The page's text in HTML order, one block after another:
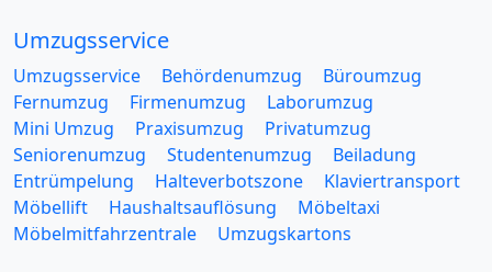
Umzugsservice
Umzugsservice Behördenumzug
Büroumzug
Fernumzug
Firmenumzug
Laborumzug
Mini Umzug
Praxisumzug
Privatumzug
Seniorenumzug
Studentenumzug
Beiladung
Entrümpelung
Halteverbotszone
Klaviertransport
Möbellift
Haushaltsauflösung
Möbeltaxi
Möbelmitfahrzentrale
Umzugskartons